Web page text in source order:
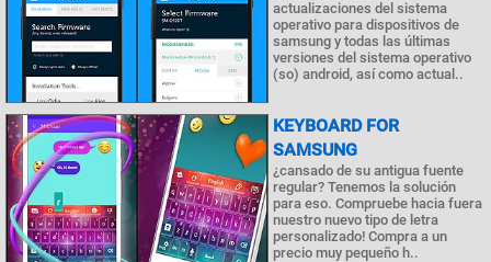
actualizaciones del sistema
operativo para dispositivos de
samsung y todas las últimas
versiones del sistema operativo
(so) android, así como actual..
KEYBOARD FOR
SAMSUNG
¿cansado de su antigua fuente
regular? Tenemos la solución
para eso. Compruebe hacia fuera
nuestro nuevo tipo de letra
personalizado! Compra a un
precio muy pequeño h..